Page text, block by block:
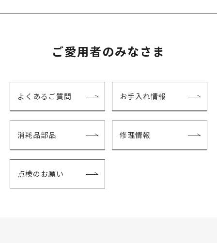
ご愛用者のみなさま
よくあるご質問 お手入れ情報
消耗品部品 修理情報
点検のお願い